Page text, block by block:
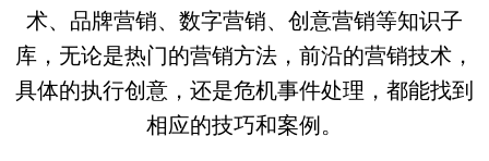
术、品牌营销、数字营销、创意营销等知识子
库，无论是热门的营销方法，前沿的营销技术，
具体的执行创意，还是危机事件处理，都能找到
相应的技巧和案例。